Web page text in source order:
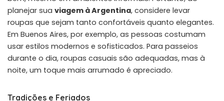
planejar sua viagem à Argentina, considere levar
roupas que sejam tanto confortáveis quanto elegantes.
Em Buenos Aires, por exemplo, as pessoas costumam
usar estilos modernos e sofisticados. Para passeios
durante o dia, roupas casuais são adequadas, mas à
noite, um toque mais arrumado é apreciado.
Tradições e Feriados